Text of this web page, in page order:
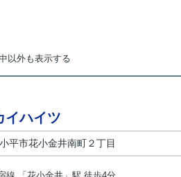
以外も表示する
イハイツ
平市花小金井南町２丁目